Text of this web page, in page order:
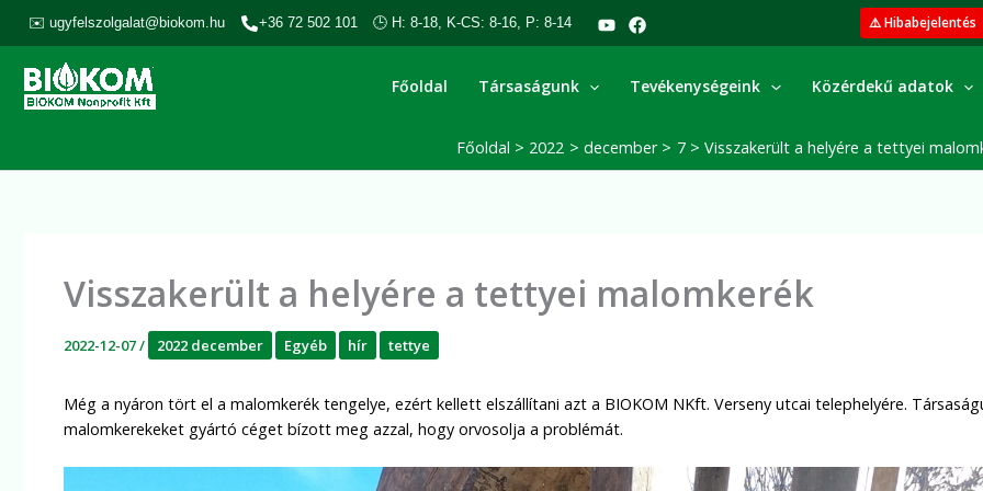
✉️ ugyfelszolgalat@biokom.hu +36 72 502 101 🕒 H: 8-18, K-CS: 8-16, P: 8-14 ⚠️ Hibabejelentés
Főoldal Társaságunk Tevékenységeink Közérdekű adatok
Főoldal 2022 december 7 Visszakerült a helyére a tettyei
Visszakerült a helyére a tettyei malomkerék
2022-12-07/ 2022 december Egyéb hír tettye
Még a nyáron tört el a malomkerék tengelye, ezért kellett elszállítani azt a BIOKOM NKft. Verseny utcai telephelyére.
malomkerekeket gyártó céget bízott meg azzal, hogy orvosolja a problémát.